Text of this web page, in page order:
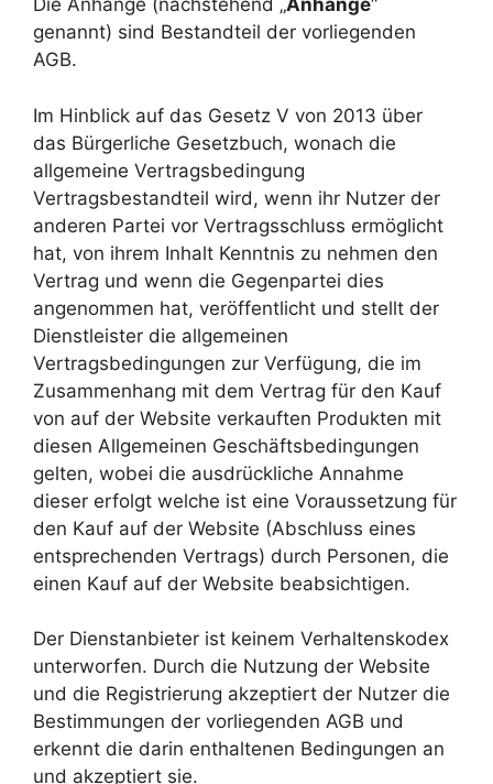
Die Anhänge (nachstehend „Anhänge“
genannt) sind Bestandteil der vorliegenden
AGB.
Im Hinblick auf das Gesetz V von 2013 über
das Bürgerliche Gesetzbuch, wonach die
allgemeine Vertragsbedingung
Vertragsbestandteil wird, wenn ihr Nutzer der
anderen Partei vor Vertragsschluss ermöglicht
hat, von ihrem Inhalt Kenntnis zu nehmen den
Vertrag und wenn die Gegenpartei dies
angenommen hat, veröffentlicht und stellt der
Dienstleister die allgemeinen
Vertragsbedingungen zur Verfügung, die im
Zusammenhang mit dem Vertrag für den Kauf
von auf der Website verkauften Produkten mit
diesen Allgemeinen Geschäftsbedingungen
gelten, wobei die ausdrückliche Annahme
dieser erfolgt welche ist eine Voraussetzung für
den Kauf auf der Website (Abschluss eines
entsprechenden Vertrags) durch Personen, die
einen Kauf auf der Website beabsichtigen.
Der Dienstanbieter ist keinem Verhaltenskodex
unterworfen. Durch die Nutzung der Website
und die Registrierung akzeptiert der Nutzer die
Bestimmungen der vorliegenden AGB und
erkennt die darin enthaltenen Bedingungen an
und akzeptiert sie.